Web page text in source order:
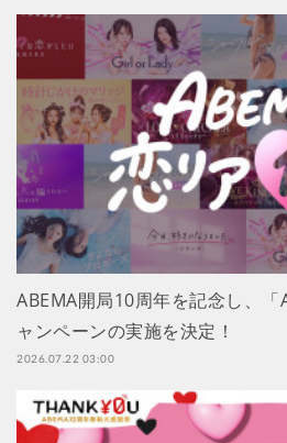
ABEMA開局10周年を記念し、
ャンペーンの実施を決定！
2026.07.22 03:00